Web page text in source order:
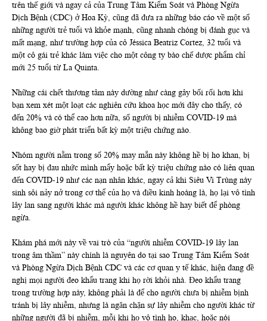
trên thế giới và ngay cả của Trung Tâm Kiểm Soát và Phòng Ngừa
Dịch Bệnh (CDC) ở Hoa Kỳ, cũng đã đưa ra những báo cáo về một số
những người trẻ tuổi và khỏe mạnh, cũng nhanh chóng bị đánh gục và
mất mạng, như trường hợp của cô Jéssica Beatriz Cortez, 32 tuổi và
một cô gái trẻ khác làm việc cho một công ty bào chế dược phẩm chỉ
mới 25 tuổi từ La Quinta.
Những cái chết thương tâm này dường như càng gây bối rối hơn khi
bạn xem xét một loạt các nghiên cứu khoa học mới đây cho thấy, có
đến 20% và có thể cao hơn nữa, số người bị nhiễm COVID-19 mà
không bao giờ phát triển bất kỳ một triệu chứng nào.
Nhóm người nằm trong số 20% may mắn này không hề bị ho khan, bị
sốt hay bị đau nhức mình mẩy hoặc bất kỳ triệu chứng nào có liên quan
đến COVID-19 như các nạn nhân khác, ngay cả khi Siêu Vi Trùng này
sinh sôi nảy nở trong cơ thể của họ và điều kinh hoàng là, họ lại vô tình
lây lan sang người khác mà người khác không hề hay biết để phòng
ngừa.
Khám phá mới này về vai trò của “người nhiễm COVID-19 lây lan
trong âm thầm” này chính là nguyên do tại sao Trung Tâm Kiểm Soát
và Phòng Ngừa Dịch Bệnh CDC và các cơ quan y tế khác, hiện đang đề
nghị mọi người đeo khẩu trang khi họ rời khỏi nhà. Đeo khẩu trang
trong trường hợp này, không phải là để cho người chưa bị nhiễm bịnh
tránh bị lây nhiễm, nhưng là ngăn chặn sự lây nhiễm cho người khác từ
những người đã bị nhiễm, mỗi khi họ vô tình ho, khạc, hoặc nói